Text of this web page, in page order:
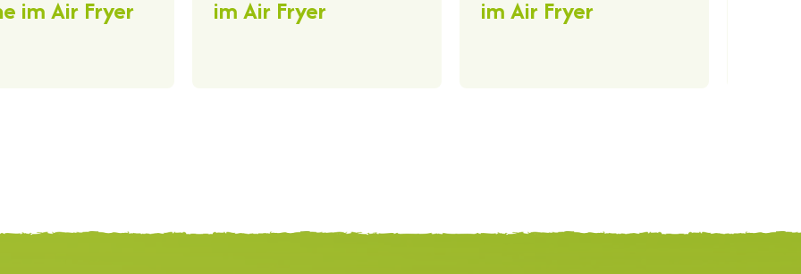
im Air Fryer im Air Fryer im Air Fryer